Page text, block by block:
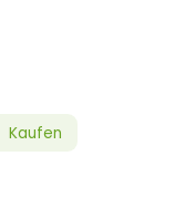
Kaufen